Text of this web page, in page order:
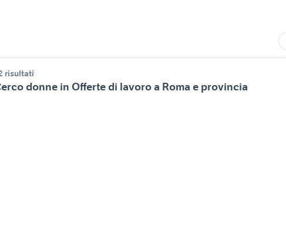
risultati
donne in Offerte di lavoro a Roma e provincia